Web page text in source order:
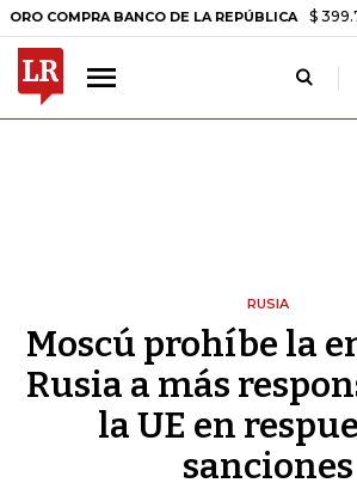
BANCO DE LA REPÚBLICA $ 399.745,16
RUSIA
Moscú prohíbe la
Rusia a más
la UE en
sanciones